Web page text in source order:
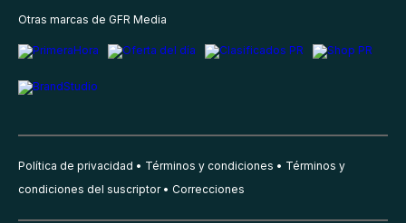
Otras marcas de GFR Media
Política de privacidad Términos y condiciones
Términos y
condiciones del suscriptor
Correcciones